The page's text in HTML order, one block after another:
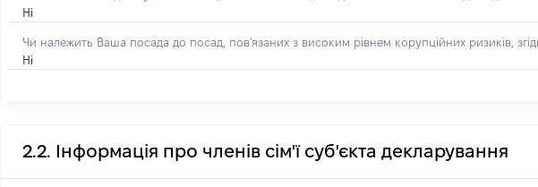
Ні
Чи належить Ваша посада до посад, пов'язаних з високим рівнем корупційних ризиків,
Ні
2.2. Інформація про членів сім'ї суб'єкта декларування